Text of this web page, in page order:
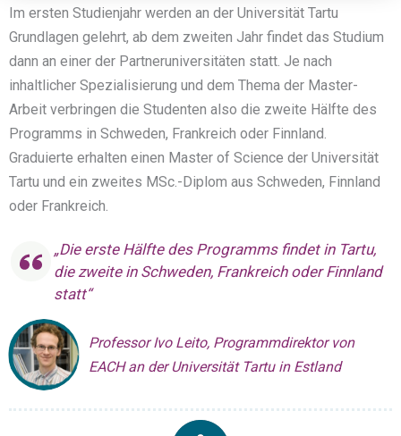
Im ersten Studienjahr werden an der Universität Tartu
Grundlagen gelehrt, ab dem zweiten Jahr findet das Studium
dann an einer der Partneruniversitäten statt. Je nach
inhaltlicher Spezialisierung und dem Thema der Master-
Arbeit verbringen die Studenten also die zweite Hälfte des
Programms in Schweden, Frankreich oder Finnland.
Graduierte erhalten einen Master of Science der Universität
Tartu und ein zweites MSc.-Diplom aus Schweden, Finnland
oder Frankreich.
„Die erste Hälfte des Programms findet in Tartu,
die zweite in Schweden, Frankreich oder Finnland
statt“
Professor Ivo Leito, Programmdirektor von
EACH an der Universität Tartu in Estland